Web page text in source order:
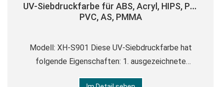
UV-Siebdruckfarbe für ABS, Acryl, HIPS, PC,
PVC, AS, PMMA
Modell: XH-S901 Diese UV-Siebdruckfarbe hat
folgende Eigenschaften: 1. ausgezeichnete